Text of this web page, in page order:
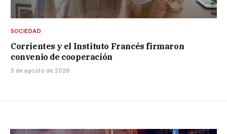
SOCIEDAD
Corrientes y el Instituto Francés firmaron
convenio de cooperación
5 de agosto de 2026